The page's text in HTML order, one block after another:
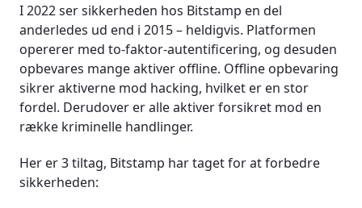
I 2022 ser sikkerheden hos Bitstamp en del
anderledes ud end i 2015 – heldigvis. Platformen
opererer med to-faktor-autentificering, og desuden
opbevares mange aktiver offline. Offline opbevaring
sikrer aktiverne mod hacking, hvilket er en stor
fordel. Derudover er alle aktiver forsikret mod en
række kriminelle handlinger.
Her er 3 tiltag, Bitstamp har taget for at forbedre
sikkerheden: